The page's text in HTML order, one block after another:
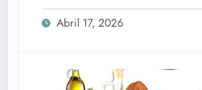
Abril 17, 2026